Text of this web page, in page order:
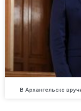
В Архангельске